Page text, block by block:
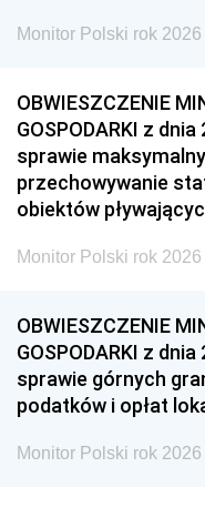
Monitor Polski rok
OBWIESZCZENIE
GOSPODARKI z
sprawie
przechowywanie
obiektów
Monitor Polski rok 2026
OBWIESZCZENIE
GOSPODARKI z
sprawie górnych
podatków i opłat
Monitor Polski rok 2026